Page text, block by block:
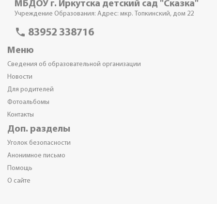
МБДОУ г. Иркутска детский сад "Сказка"
Учреждение Образования: Адрес: мкр. Топкинский, дом 22
phone 83952 338716
Меню
Сведения об образовательной организации
Новости
Для родителей
Фотоальбомы
Контакты
Доп. разделы
Уголок безопасности
Анонимное письмо
Помощь
О сайте